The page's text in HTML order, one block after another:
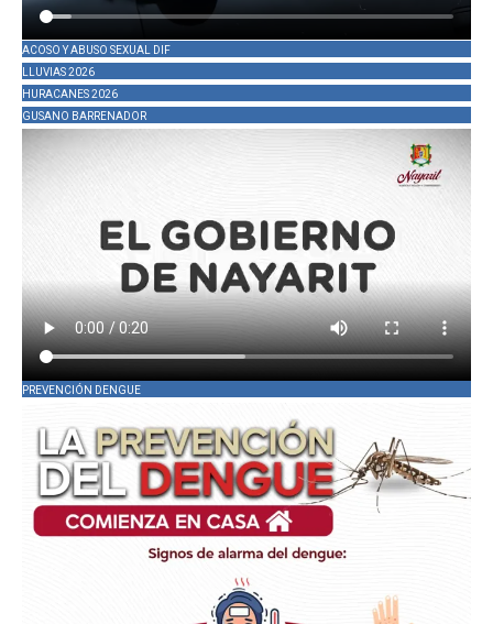
ACOSO Y ABUSO SEXUAL DIF
LLUVIAS 2026
HURACANES 2026
GUSANO BARRENADOR
PREVENCIÓN DENGUE